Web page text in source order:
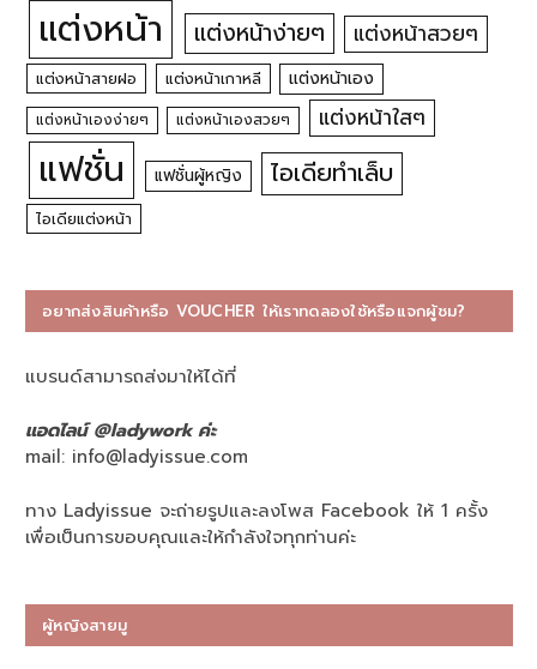
แต่งหน้า แต่งหน้าง่ายๆ แต่งหน้าสวยๆ
แต่งหน้าสายฝอ แต่งหน้าเกาหลี แต่งหน้าเอง
แต่งหน้าเองง่ายๆ แต่งหน้าเองสวยๆ แต่งหน้าใสๆ
แฟชั่น แฟชั่นผู้หญิง ไอเดียทำเล็บ
ไอเดียแต่งหน้า
อยากส่งสินค้าหรือ VOUCHER ให้เราทดลองใช้หรือแจกผู้ชม?
แบรนด์สามารถส่งมาให้ได้ที่
แอดไลน์ @ladywork ค่ะ
mail: info@ladyissue.com
ทาง Ladyissue จะถ่ายรูปและลงโพส Facebook ให้ 1 ครั้ง
เพื่อเป็นการขอบคุณและให้กำลังใจทุกท่านค่ะ
ผู้หญิงสายมู